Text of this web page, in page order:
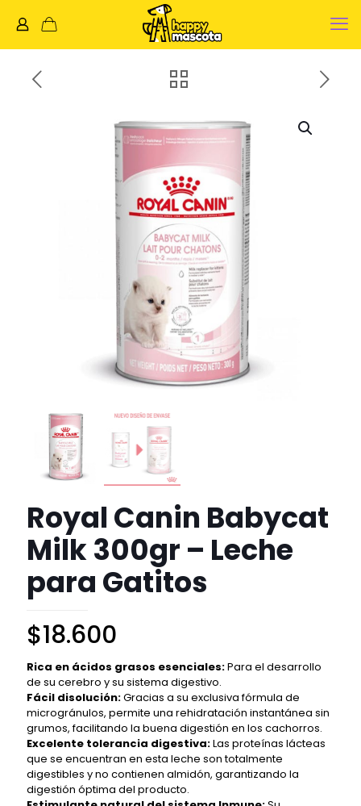
Royal Canin Babycat
Milk 300gr – Leche
para Gatitos
$18.600
Rica en ácidos grasos esenciales:Para el desarrollo
de su cerebro y su sistema digestivo.
Fácil disolución:Gracias a su exclusiva fórmula de
microgránulos, permite una rehidratación instantánea sin
grumos, facilitando la buena digestión en los cachorros.
Excelente tolerancia digestiva:Las proteínas lácteas
que se encuentran en esta leche son totalmente
digestibles y no contienen almidón, garantizando la
digestión óptima del producto.